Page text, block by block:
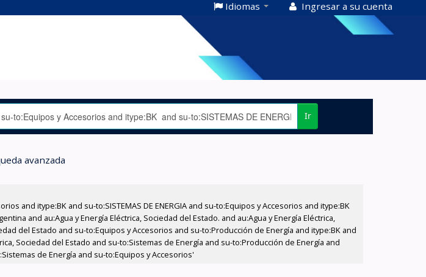
Idiomas Ingresar a su cuenta
Ir
avanzada
and itype:BK and su-to:SISTEMAS DE ENERGIA and su-to:Equipos y Accesorios and itype:BK
and au:Agua y Energía Eléctrica, Sociedad del Estado. and au:Agua y Energía Eléctrica,
del Estado and su-to:Equipos y Accesorios and su-to:Producción de Energía and itype:BK and
Sociedad del Estado and su-to:Sistemas de Energía and su-to:Producción de Energía and
de Energía and su-to:Equipos y Accesorios'